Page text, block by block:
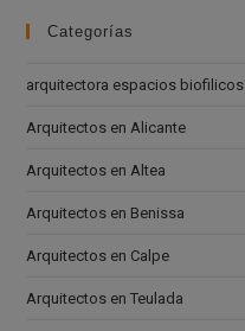
Categorías
arquitectora espacios biofilicos
Arquitectos en Alicante
Arquitectos en Altea
Arquitectos en Benissa
Arquitectos en Calpe
Arquitectos en Teulada